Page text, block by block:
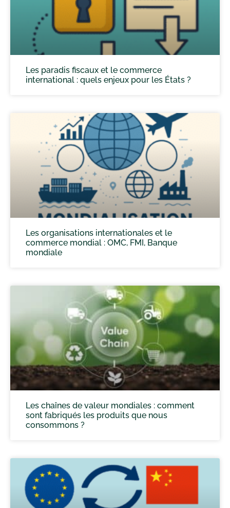
Les paradis fiscaux et le commerce
international : quels enjeux pour les États ?
Les organisations internationales et le
commerce mondial : OMC, FMI, Banque
mondiale
Les chaînes de valeur mondiales : comment
sont fabriqués les produits que nous
consommons ?